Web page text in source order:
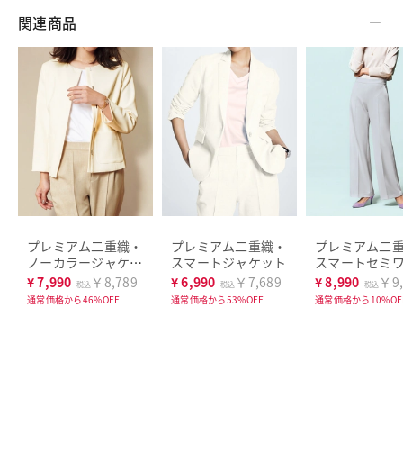
関連商品
プレミアム二重織・
ノーカラージャケッ
ト
¥7,990 税込 ￥8,789
通常価格から46%OFF
プレミアム二重織・
スマートジャケット
¥6,990 税込 ￥7,689
通常価格から53%OFF
プレミアム二
スマートセミ
¥8,990 税込 ￥
通常価格から